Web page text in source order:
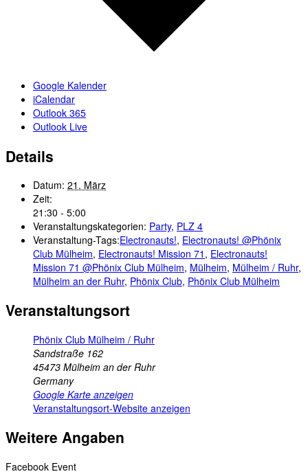
Google Kalender
iCalendar
Outlook 365
Outlook Live
Details
Datum: 21. März
Zeit:
21:30 - 5:00
Veranstaltungskategorien: Party, PLZ 4
Veranstaltung-Tags:Electronauts!, Electronauts! @Phönix
Club Mülheim, Electronauts! Mission 71 , Electronauts!
Mission 71 @Phönix Club Mülheim, Mülheim, Mülheim / Ruhr,
Mülheim an der Ruhr, Phönix Club, Phönix Club Mülheim
Veranstaltungsort
Phönix Club Mülheim / Ruhr
Sandstraße 162
45473 Mülheim an der Ruhr
Germany
Google Karte anzeigen
Veranstaltungsort-Website anzeigen
Weitere Angaben
Facebook Event